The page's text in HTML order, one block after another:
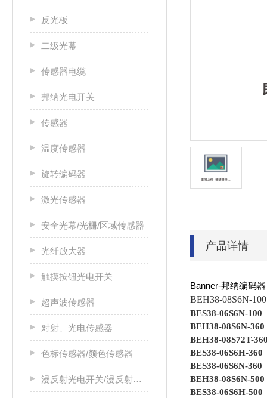
反光板
二级光幕
传感器电缆
邦纳光电开关
传感器
温度传感器
旋转编码器
激光传感器
安全光幕/光栅/区域传感器
光纤放大器
触摸按钮光电开关
超声波传感器
对射、光电传感器
色标传感器/颜色传感器
漫反射光电开关/漫反射光电传感器
产品详情
Banner-邦纳编码器
BEH38-08S6N-100
BES38-06S6N-100
BEH38-08S6N-360
BEH38-08S72T-
BES38-06S6H-360
BES38-06S6N-360
BEH38-08S6N-500
BES38-06S6H-500